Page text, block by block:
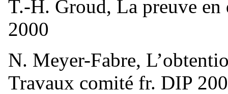
T.-H. Groud, La preuve
2000
N. Meyer-Fabre,
Travaux comité fr. DIP